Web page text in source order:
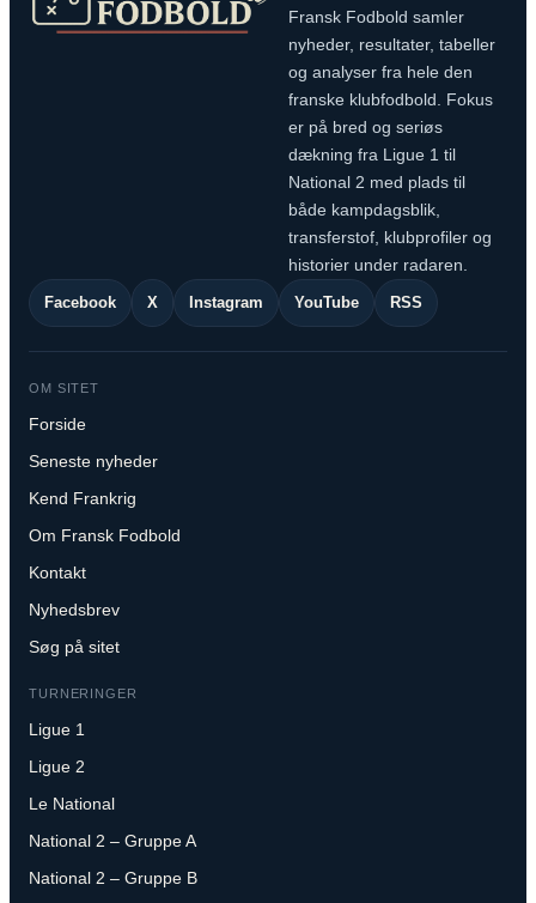
Fransk Fodbold samler
nyheder, resultater, tabeller
og analyser fra hele den
franske klubfodbold. Fokus
er på bred og seriøs
dækning fra Ligue 1 til
National 2 med plads til
både kampdagsblik,
transferstof, klubprofiler og
historier under radaren.
Facebook X Instagram YouTube RSS
OM SITET
Forside
Seneste nyheder
Kend Frankrig
Om Fransk Fodbold
Kontakt
Nyhedsbrev
Søg på sitet
TURNERINGER
Ligue 1
Ligue 2
Le National
National 2 – Gruppe A
National 2 – Gruppe B